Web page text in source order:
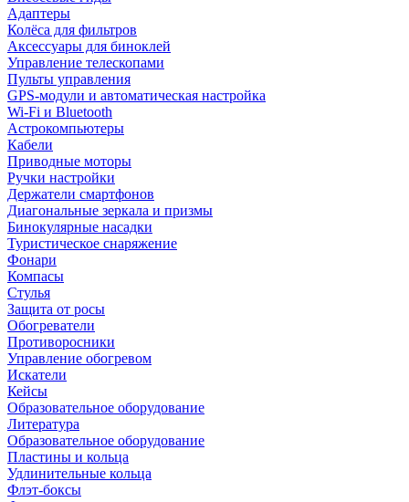
Адаптеры
Колёса для фильтров
Аксессуары для биноклей
Управление телескопами
Пульты управления
GPS-модули и автоматическая настройка
Wi-Fi и Bluetooth
Астрокомпьютеры
Кабели
Приводные моторы
Ручки настройки
Держатели смартфонов
Диагональные зеркала и призмы
Бинокулярные насадки
Туристическое снаряжение
Фонари
Компасы
Стулья
Защита от росы
Обогреватели
Противоросники
Управление обогревом
Искатели
Кейсы
Образовательное оборудование
Литература
Образовательное оборудование
Пластины и кольца
Удлинительные кольца
Флэт-боксы